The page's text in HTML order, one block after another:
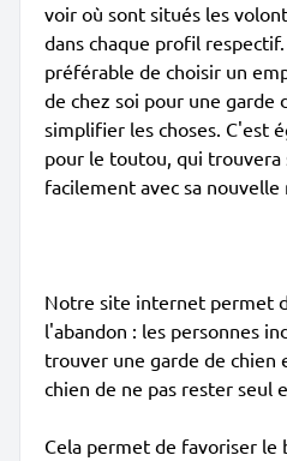
voir où sont situés les
dans chaque profil
préférable de choisir un
de chez soi pour une garde
simplifier les choses. C'est
pour le toutou, qui trouvera
facilement avec sa nouvelle
Notre site internet permet
l'abandon : les personnes
trouver une garde de
chien de ne pas rester seul
Cela permet de favoriser le